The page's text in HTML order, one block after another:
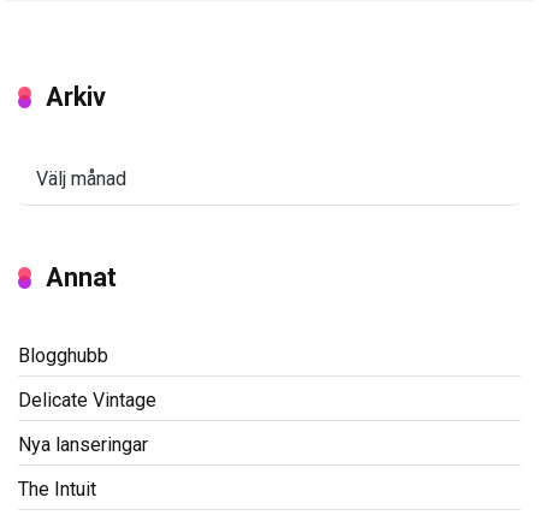
Arkiv
Annat
Blogghubb
Delicate Vintage
Nya lanseringar
The Intuit